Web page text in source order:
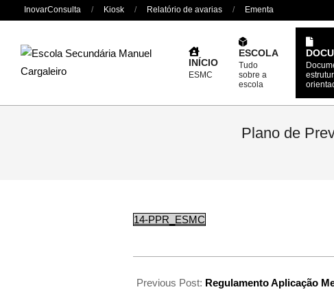
content
InovarConsulta Kiosk Relatório de avarias Ementa
INÍCIO
ESMC
ESCOLA
Tudo
sobre a
escola
Plano de
14-PPR_ESMC
Previous Post: Regulamento Aplicação